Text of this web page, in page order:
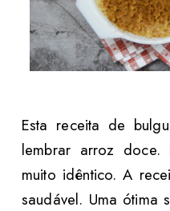
Esta receita de
lembrar arroz
muito idêntico. A
saudável. Uma ótima